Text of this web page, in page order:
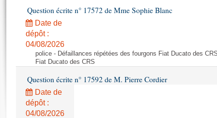
Projets de loi
Propositions de loi
Amendements
Textes adoptés
Rapports législatifs
Rapports sur l'application des lois
Histoire
Juniors
Anciennes législatures
Contacts et plan d'accès
Photos libres de droit
Question écrite n° 17572 de Mme Sophie Blanc
Date de
dépôt :
04/08/2026
police - Défaillances répétées des fourgons Fiat Ducato des
Fiat Ducato des CRS
Question écrite n° 17592 de M. Pierre Cordier
Date de
dépôt :
04/08/2026